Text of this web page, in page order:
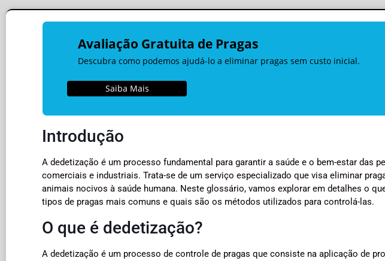
Avaliação Gratuita de Pragas
Descubra como podemos ajudá-lo a eliminar pragas sem custo inicial.
Saiba Mais
Introdução
A dedetização é um processo fundamental para garantir a saúde e o bem-estar das
comerciais e industriais. Trata-se de um serviço especializado que visa eliminar
animais nocivos à saúde humana. Neste glossário, vamos explorar em detalhes o
tipos de pragas mais comuns e quais são os métodos utilizados para controlá-las.
O que é dedetização?
A dedetização é um processo de controle de pragas que consiste na aplicação de